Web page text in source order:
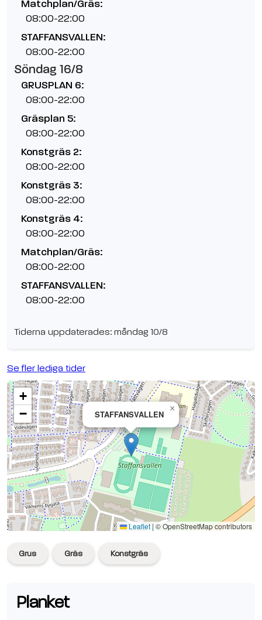
Matchplan/Gräs:
08:00-22:00
STAFFANSVALLEN:
08:00-22:00
Söndag 16/8
GRUSPLAN 6:
08:00-22:00
Gräsplan 5:
08:00-22:00
Konstgräs 2:
08:00-22:00
Konstgräs 3:
08:00-22:00
Konstgräs 4:
08:00-22:00
Matchplan/Gräs:
08:00-22:00
STAFFANSVALLEN:
08:00-22:00
Tiderna uppdaterades: måndag 10/8
Se fler lediga tider
STAFFANSVALLEN
×
+
−
Leaflet | © OpenStreetMap contributors
Se planen på Google Maps
Grus Gräs Konstgräs
Planket